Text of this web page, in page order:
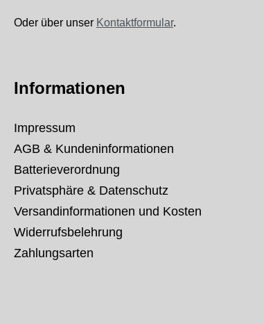
Oder über unser Kontaktformular.
Informationen
Impressum
AGB & Kundeninformationen
Batterieverordnung
Privatsphäre & Datenschutz
Versandinformationen und Kosten
Widerrufsbelehrung
Zahlungsarten